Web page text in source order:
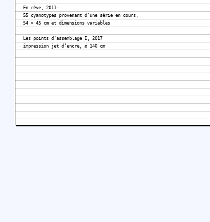
En rêve, 2011-
55 cyanotypes provenant d’une série en cours,
54 × 45 cm et dimensions variables
Les points d’assemblage I, 2017
impression jet d’encre, ø 140 cm